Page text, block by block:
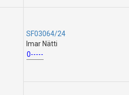
SF03064/24
Imar Nätti
0-----